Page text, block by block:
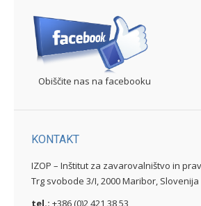
Obiščite nas na facebooku
KONTAKT
IZOP – Inštitut za zavarovalništvo in
Trg svobode 3/I, 2000 Maribor, Slovenija